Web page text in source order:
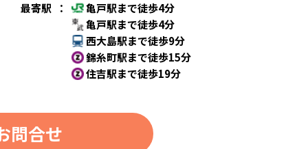
最寄駅
：
亀戸駅まで徒歩4分
亀戸駅まで徒歩4分
西大島駅まで徒歩9分
錦糸町駅まで徒歩15分
住吉駅まで徒歩19分
問合せ